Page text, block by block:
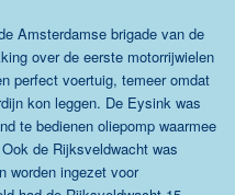
Amsterdamse brigade van de
over de eerste motorrijwielen
perfect voertuig, temeer omdat
kon leggen. De Eysink was
te bedienen oliepomp waarmee
de Rijksveldwacht was
worden ingezet voor